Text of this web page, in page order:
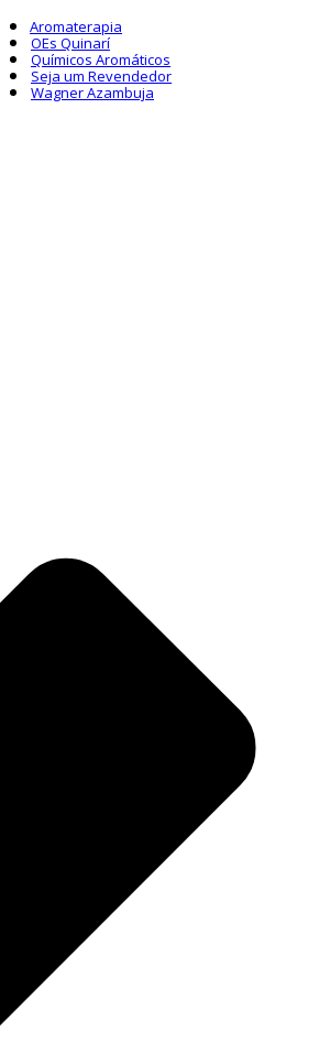
Aromaterapia
OEs Quinarí
Químicos Aromáticos
Seja um Revendedor
Wagner Azambuja